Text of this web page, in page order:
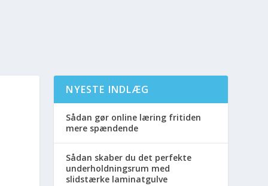
NYESTE INDLÆG
Sådan gør online læring fritiden
mere spændende
Sådan skaber du det perfekte
underholdningsrum med
slidstærke laminatgulve